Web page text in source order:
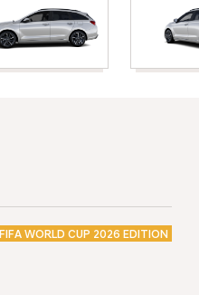
FIFA WORLD CUP 2026 EDITION